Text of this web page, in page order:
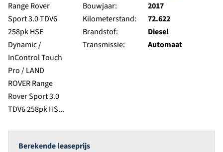
Bouwjaar:
2017
Kilometerstand:
72.622
Brandstof:
Diesel
Transmissie:
Automaat
Berekende leaseprijs